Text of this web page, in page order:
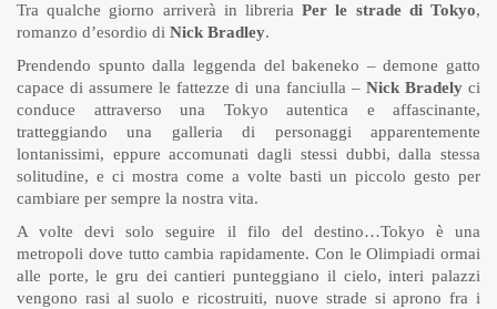
Tra qualche giorno arriverà in libreriaPer le strade di Tokyo,
romanzo d’esordio di Nick Bradley.
Prendendo spunto dalla leggenda del bakeneko – demone gatto
capace di assumere le fattezze di una fanciulla – Nick Bradelyci
conduce attraverso una Tokyo autentica e affascinante,
tratteggiando una galleria di personaggi apparentemente
lontanissimi, eppure accomunati dagli stessi dubbi, dalla stessa
solitudine, e ci mostra come a volte basti un piccolo gesto per
cambiare per sempre la nostra vita.
A volte devi solo seguire il filo del destino…Tokyo è una
metropoli dove tutto cambia rapidamente. Con le Olimpiadi ormai
alle porte, le gru dei cantieri punteggiano il cielo, interi palazzi
vengono rasi al suolo e ricostruiti, nuove strade si aprono fra i